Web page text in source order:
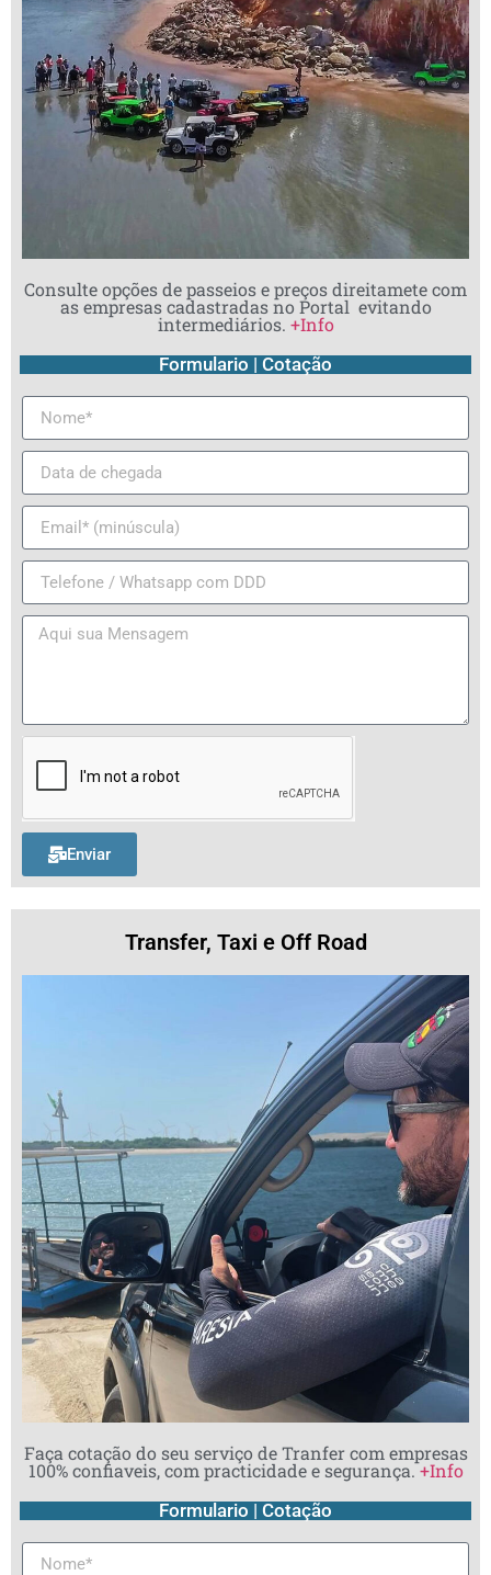
Consulte opções de passeios e preços direitamete com
as empresas cadastradas no Portal evitando
intermediários. +Info
Formulario | Cotação
Enviar
Transfer, Taxi e Off Road
Faça cotação do seu serviço de Tranfer com empresas
100% confiaveis, com practicidade e segurança.+Info
Formulario | Cotação